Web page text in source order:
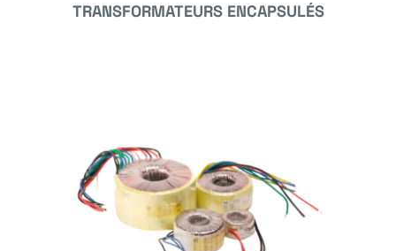
TRANSFORMATEURS ENCAPSULÉS